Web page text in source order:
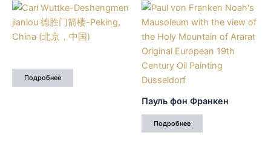
Подробнее
Пауль фон Франкен
Подробнее